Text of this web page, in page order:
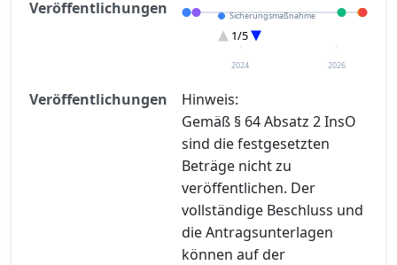
Veröffentlichungen
Sicherungsmaßnahme
Eröffnung
Sonstiges
Verteilungsverzeichnisse
1/5
2024 2026
Veröffentlichungen
Hinweis:
Gemäß § 64 Absatz 2 InsO
sind die festgesetzten
Beträge nicht zu
veröffentlichen. Der
vollständige Beschluss und
die Antragsunterlagen
können auf der